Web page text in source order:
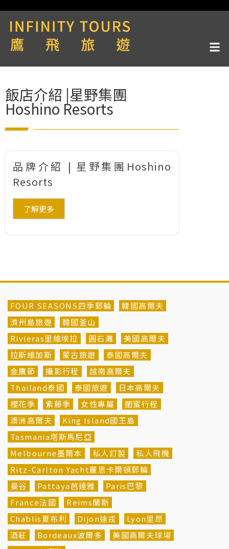
飯店介紹 |星野集團
Hoshino Resorts
品牌介紹 | 星野集團Hoshino
Resorts
了解更多
FOUR SEASONS四季郵輪
韓國高爾夫
濟州島旅遊
韓國釜山
Rivieras里維埃拉
圓石灘
美國高爾夫
拉斯維加斯
蒙古旅遊
泰國高爾夫
金鷹節
攝影行程
越南高爾夫
Thailand泰國
泰國旅遊
日本高爾夫
櫻花季
紫藤季 女性專屬
閨蜜行程
澳洲高爾夫
King Island國王島
Tasmania塔斯馬尼亞
Melbourne墨爾本
私人訂製
私人飛機
Ritz-Carlton Yacht麗思卡爾頓郵輪
曼谷
Pattaya芭達雅
Paris巴黎
France法國
Reims蘭斯
Chablis夏布利
Dijon迪戎
Lyon里昂
酒莊
Bordeaux波爾多
美國高爾夫球場